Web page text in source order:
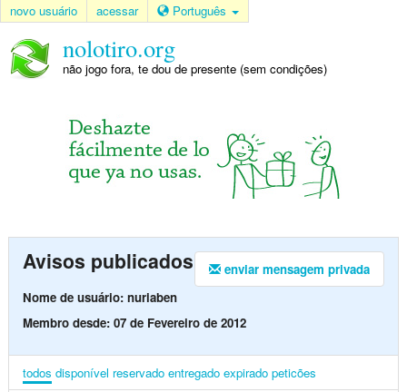
novo usuário acessar Português
nolotiro.org
não jogo fora, te dou de presente (sem condições)
enviar mensagem privada
Avisos publicados
Nome de usuário: nuriaben
Membro desde: 07 de Fevereiro de 2012
todos disponível reservado entregado expirado peticões